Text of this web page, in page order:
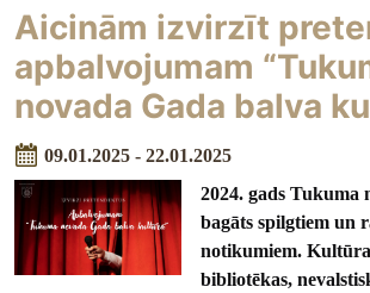
Aicinām izvirzīt
apbalvojumam
novada Gada balva
09.01.2025 - 22.01.2025
2024. gads Tukuma
bagāts spilgtiem un
notikumiem.
bibliotēkas,